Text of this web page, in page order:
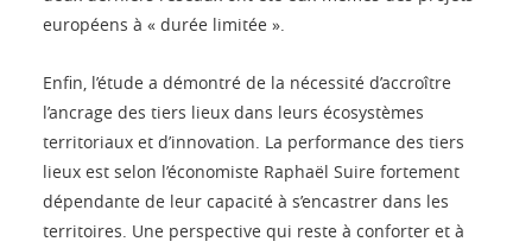
européens à « durée limitée ».
Enfin, l’étude a démontré de la nécessité d’accroître
l’ancrage des tiers lieux dans leurs écosystèmes
territoriaux et d’innovation. La performance des tiers
lieux est selon l’économiste Raphaël Suire fortement
dépendante de leur capacité à s’encastrer dans les
territoires. Une perspective qui reste à conforter et à